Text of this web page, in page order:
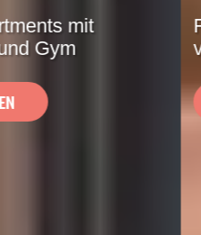
Ankommen,